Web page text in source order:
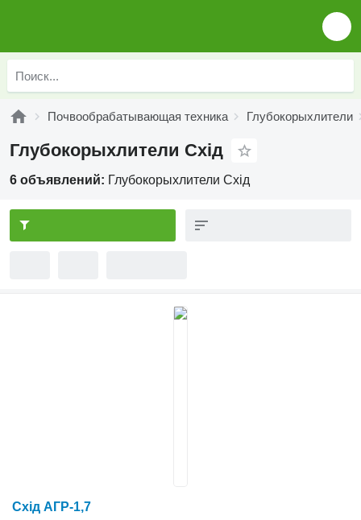
Почвообрабатывающая техника Глубокорыхлители
Глубокорыхлители Схід
6 объявлений: Глубокорыхлители Схід
Схід АГР-1,7